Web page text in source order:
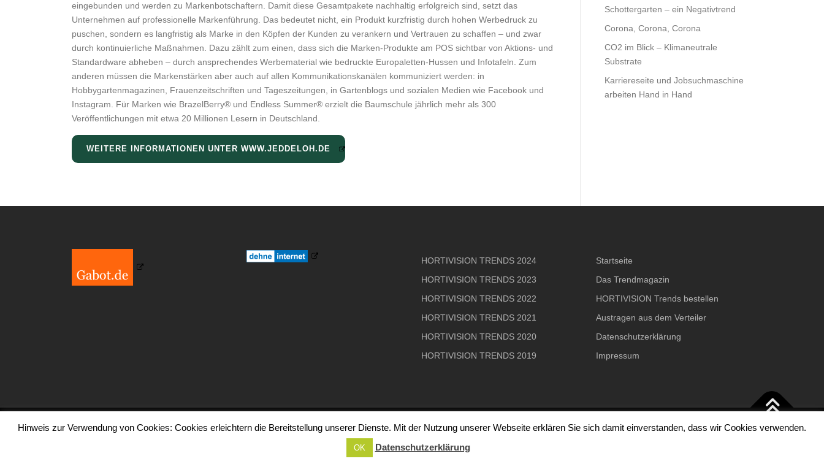
eingebunden und werden zu Markenbotschaftern. Damit diese Gesamtpakete nachhaltig erfolgreich sind, setzt das
Unternehmen auf professionelle Markenführung. Das bedeutet nicht, ein Produkt kurzfristig durch hohen Werbedruck zu
puschen, sondern es langfristig als Marke in den Köpfen der Kunden zu verankern und Vertrauen zu schaffen – und zwar
durch kontinuierliche Maßnahmen. Dazu zählt zum einen, dass sich die Marken-Produkte am POS sichtbar von Aktions- und
Standardware abheben – durch ansprechendes Werbematerial wie bedruckte Europaletten-Hussen und Infotafeln. Zum
anderen müssen die Markenstärken aber auch auf allen Kommunikationskanälen kommuniziert werden: in
Hobbygartenmagazinen, Frauenzeitschriften und Tageszeitungen, in Gartenblogs und sozialen Medien wie Facebook und
Instagram. Für Marken wie BrazelBerry® und Endless Summer® erzielt die Baumschule jährlich mehr als 300
Veröffentlichungen mit etwa 20 Millionen Lesern in Deutschland.
WEITERE INFORMATIONEN UNTER WWW.JEDDELOH.DE
Schottergarten – ein Negativtrend
Corona, Corona, Corona
CO2 im Blick – Klimaneutrale
Substrate
Karriereseite und Jobsuchmaschine
arbeiten Hand in Hand
HORTIVISION TRENDS 2024
HORTIVISION TRENDS 2023
HORTIVISION TRENDS 2022
HORTIVISION TRENDS 2021
HORTIVISION TRENDS 2020
HORTIVISION TRENDS 2019
Startseite
Das Trendmagazin
HORTIVISION Trends bestellen
Austragen aus dem Verteiler
Datenschutzerklärung
Impressum
Copyright © 2026 HORTIVISION TRENDS OnePress
Hinweis zur Verwendung von Cookies: Cookies erleichtern die Bereitstellung unserer Dienste. Mit der Nutzung unserer Webseite erklären Sie sich damit einverstanden, dass wir Cookies verwenden.
OK Datenschutzerklärung